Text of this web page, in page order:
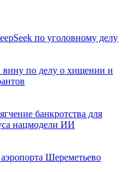
по уголовному делу
вину по делу о хищении и
банкротства для
нацмодели ИИ
Шереметьево